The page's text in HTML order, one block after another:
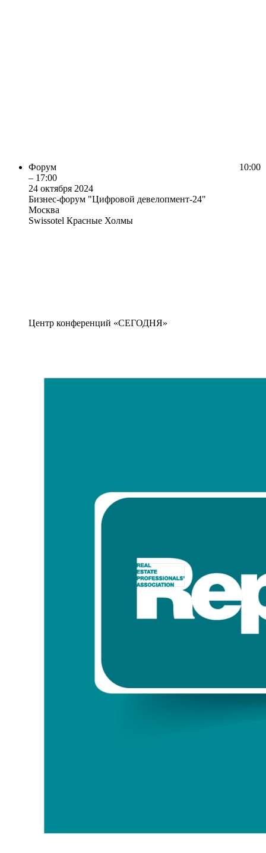
Форум
10:00
– 17:00
24 октября 2024
Бизнес-форум "Цифровой девелопмент-24"
Москва
Swissotel Красные Холмы
Центр конференций «СЕГОДНЯ»